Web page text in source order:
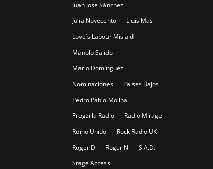
Juan José Sánchez
Julia Novecento
Lluís Mas
Love´s Labour Mislaid
Manolo Salido
Mario Domínguez
Nominaciones
Paises Bajos
Pedro Pablo Molina
Progzilla Radio
Radio Mirage
Reino Unido
Rock Radio UK
Roger D
Roger N
S.A.D.
Stage Access